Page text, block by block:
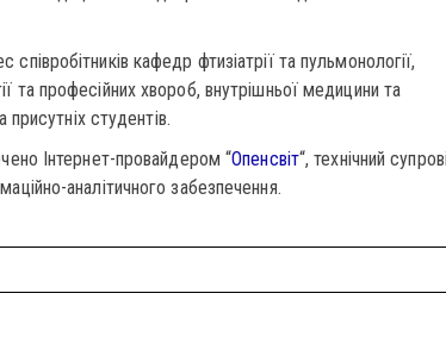
кафедр фтизіатрії та пульмонології,
та професійних хвороб, внутрішньої медицини та
присутніх студентів.
Інтернет-провайдером “Опенсвіт“, технічний
аналітичного забезпечення.